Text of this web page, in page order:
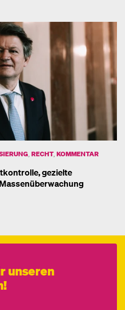
RECHT, KOMMENTAR
gezielte
unseren